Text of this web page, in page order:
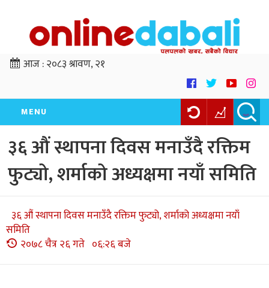
आज :२०८३ श्रावण, २१
MENU
३६ औं स्थापना दिवस मनाउँदै रक्तिम
फुट्यो, शर्माको अध्यक्षमा नयाँ समिति
३६ औं स्थापना दिवस मनाउँदै रक्तिम फुट्यो, शर्माको अध्यक्षमा नयाँ
समिति
२०७८ चैत्र २६ गते ०६:२६ बजे